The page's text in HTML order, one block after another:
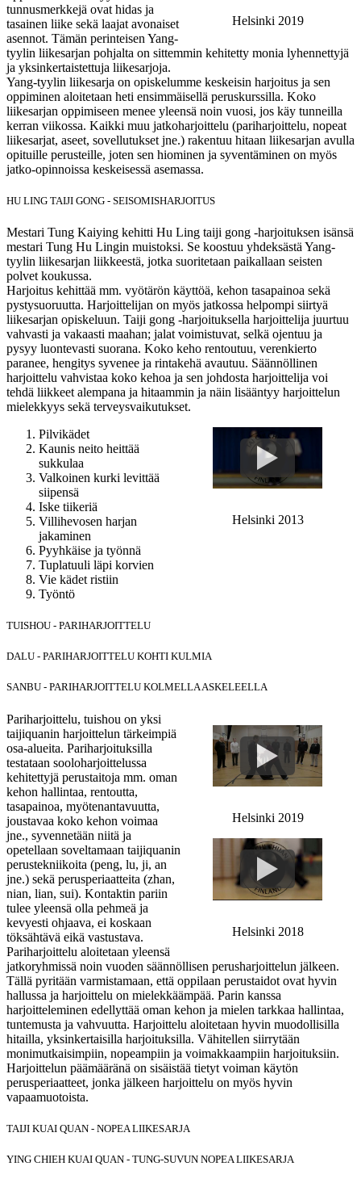
Helsinki 2019
tunnusmerkkejä ovat hidas ja
tasainen liike sekä laajat avonaiset
asennot. Tämän perinteisen Yang-
tyylin liikesarjan pohjalta on sittemmin kehitetty monia lyhennettyjä
ja yksinkertaistettuja liikesarjoja.
Yang-tyylin liikesarja on opiskelumme keskeisin harjoitus ja sen
oppiminen aloitetaan heti ensimmäisellä peruskurssilla. Koko
liikesarjan oppimiseen menee yleensä noin vuosi, jos käy tunneilla
kerran viikossa. Kaikki muu jatkoharjoittelu (pariharjoittelu, nopeat
liikesarjat, aseet, sovellutukset jne.) rakentuu hitaan liikesarjan avulla
opituille perusteille, joten sen hiominen ja syventäminen on myös
jatko-opinnoissa keskeisessä asemassa.
HU LING TAIJI GONG - SEISOMISHARJOITUS
Mestari Tung Kaiying kehitti Hu Ling taiji gong -harjoituksen isänsä
mestari Tung Hu Lingin muistoksi. Se koostuu yhdeksästä Yang-
tyylin liikesarjan liikkeestä, jotka suoritetaan paikallaan seisten
polvet koukussa.
Harjoitus kehittää mm. vyötärön käyttöä, kehon tasapainoa sekä
pystysuoruutta. Harjoittelijan on myös jatkossa helpompi siirtyä
liikesarjan opiskeluun. Taiji gong -harjoituksella harjoittelija juurtuu
vahvasti ja vakaasti maahan; jalat voimistuvat, selkä ojentuu ja
pysyy luontevasti suorana. Koko keho rentoutuu, verenkierto
paranee, hengitys syvenee ja rintakehä avautuu. Säännöllinen
harjoittelu vahvistaa koko kehoa ja sen johdosta harjoittelija voi
tehdä liikkeet alempana ja hitaammin ja näin lisääntyy harjoittelun
mielekkyys sekä terveysvaikutukset.
Helsinki 2013
Pilvikädet
Kaunis neito heittää
sukkulaa
Valkoinen kurki levittää
siipensä
Iske tiikeriä
Villihevosen harjan
jakaminen
Pyyhkäise ja työnnä
Tuplatuuli läpi korvien
Vie kädet ristiin
Työntö
TUISHOU - PARIHARJOITTELU
DALU - PARIHARJOITTELU KOHTI KULMIA
SANBU - PARIHARJOITTELU KOLMELLA ASKELEELLA
Helsinki 2019
Helsinki 2018
Pariharjoittelu, tuishou on yksi
taijiquanin harjoittelun tärkeimpiä
osa-alueita. Pariharjoituksilla
testataan sooloharjoittelussa
kehitettyjä perustaitoja mm. oman
kehon hallintaa, rentoutta,
tasapainoa, myötenantavuutta,
joustavaa koko kehon voimaa
jne., syvennetään niitä ja
opetellaan soveltamaan taijiquanin
perustekniikoita (peng, lu, ji, an
jne.) sekä perusperiaatteita (zhan,
nian, lian, sui). Kontaktin pariin
tulee yleensä olla pehmeä ja
kevyesti ohjaava, ei koskaan
töksähtävä eikä vastustava.
Pariharjoittelu aloitetaan yleensä
jatkoryhmissä noin vuoden säännöllisen perusharjoittelun jälkeen.
Tällä pyritään varmistamaan, että oppilaan perustaidot ovat hyvin
hallussa ja harjoittelu on mielekkäämpää. Parin kanssa
harjoitteleminen edellyttää oman kehon ja mielen tarkkaa hallintaa,
tuntemusta ja vahvuutta. Harjoittelu aloitetaan hyvin muodollisilla
hitailla, yksinkertaisilla harjoituksilla. Vähitellen siirrytään
monimutkaisimpiin, nopeampiin ja voimakkaampiin harjoituksiin.
Harjoittelun päämääränä on sisäistää tietyt voiman käytön
perusperiaatteet, jonka jälkeen harjoittelu on myös hyvin
vapaamuotoista.
TAIJI KUAI QUAN - NOPEA LIIKESARJA
YING CHIEH KUAI QUAN - TUNG-SUVUN NOPEA LIIKESARJA